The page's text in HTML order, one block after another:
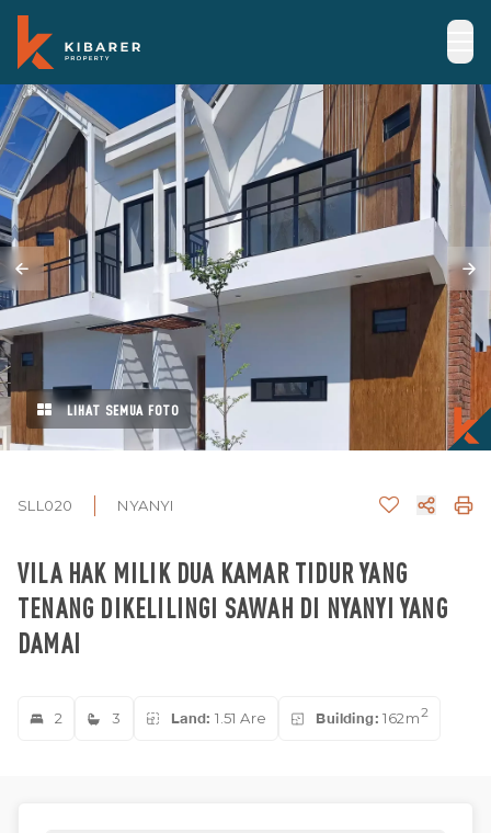
LIHAT SEMUA FOTO
SLL020 NYANYI
VILA HAK MILIK DUA KAMAR TIDUR YANG
TENANG DIKELILINGI SAWAH DI NYANYI YANG
DAMAI
2 3 Land: 1.51 Are Building: 162m2